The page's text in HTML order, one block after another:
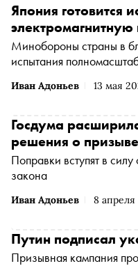
Иван Адоньев 13 мая
Япония готовится
Минобороны страны в
испытания
Иван Адоньев 8 апреля
Госдума
решения о
Поправки вступят в
закона
Путин подписал
Призывная кампания